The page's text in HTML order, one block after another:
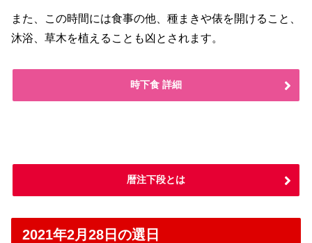
また、この時間には食事の他、種まきや俵を開けること、
沐浴、草木を植えることも凶とされます。
時下食 詳細
暦注下段とは
2021年2月28日の選日